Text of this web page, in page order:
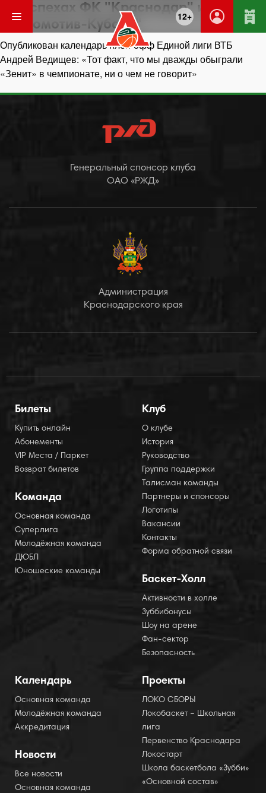
12+
Об успехах ФК "Краснодар" и
"Локомотив-Кубань"
Навигация
по
записям
Опубликован календарь плей-офф Единой лиги ВТБ
Андрей Ведищев: «Тот факт, что мы дважды обыграли
«Зенит» в чемпионате, ни о чем не говорит»
Генеральный спонсор клуба
ОАО «РЖД»
Администрация
Краснодарского края
Билеты
Купить онлайн
Абонементы
VIP Места / Паркет
Возврат билетов
Команда
Основная команда
Суперлига
Молодёжная команда
ДЮБЛ
Юношеские команды
Клуб
О клубе
История
Руководство
Группа поддержки
Талисман команды
Партнеры и спонсоры
Логотипы
Вакансии
Контакты
Форма обратной связи
Баскет-Холл
Активности в холле
Зуббибонусы
Шоу на арене
Фан-сектор
Безопасность
Календарь
Основная команда
Молодёжная команда
Аккредитация
Новости
Все новости
Основная команда
Проекты
ЛОКО СБОРЫ
Локобаскет – Школьная
лига
Первенство Краснодара
Локостарт
Школа баскетбола «Зубби»
«Основной состав»